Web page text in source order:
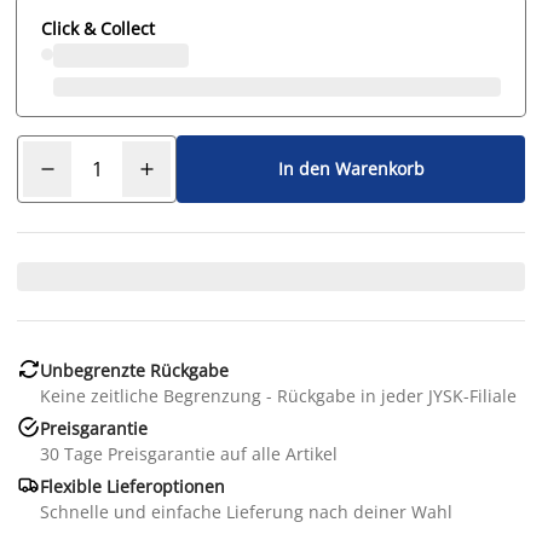
Click & Collect
In den Warenkorb
Unbegrenzte Rückgabe
Keine zeitliche Begrenzung - Rückgabe in jeder JYSK-Filiale
Preisgarantie
30 Tage Preisgarantie auf alle Artikel
Flexible Lieferoptionen
Schnelle und einfache Lieferung nach deiner Wahl